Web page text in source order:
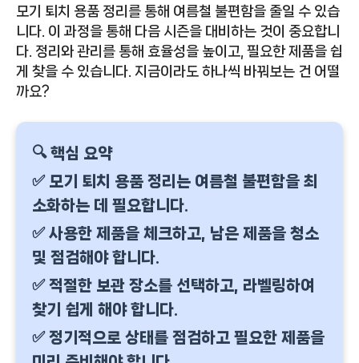
모기 퇴치 용품 정리를 통해 여름철 불편함을 줄일 수 있습
니다. 이 과정을 통해 다음 시즌을 대비하는 것이 중요합니
다. 정리와 관리를 통해 효율성을 높이고, 필요한 제품을 쉽
게 찾을 수 있습니다. 지금이라도 하나씩 바꿔보는 건 어떨
까요?
🔍 핵심 요약
✅ 모기 퇴치 용품 정리는 여름철 불편함을 최
소화하는 데 필요합니다.
✅ 사용한 제품을 체크하고, 남은 제품을 청소
및 점검해야 합니다.
✅ 적절한 보관 장소를 선택하고, 라벨링하여
찾기 쉽게 해야 합니다.
✅ 정기적으로 상태를 점검하고 필요한 제품을